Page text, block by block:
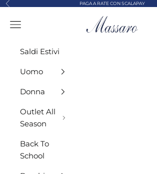
Vai al contenuto
Precedente PAGA A RATE CON SCALAPAY
MASSARO
Menù
Saldi Estivi
Uomo
Donna
Outlet All
Season
Back To
School